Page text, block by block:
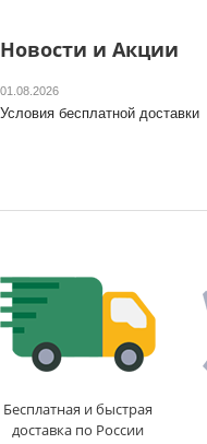
Новости и Акции
01.08.2026
Условия бесплатной доставки
Бесплатная и быстрая
доставка по России